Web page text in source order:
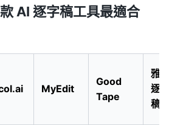
AI 逐字稿工具最適合
MyEdit
Good
Tape
雅
逐
稿